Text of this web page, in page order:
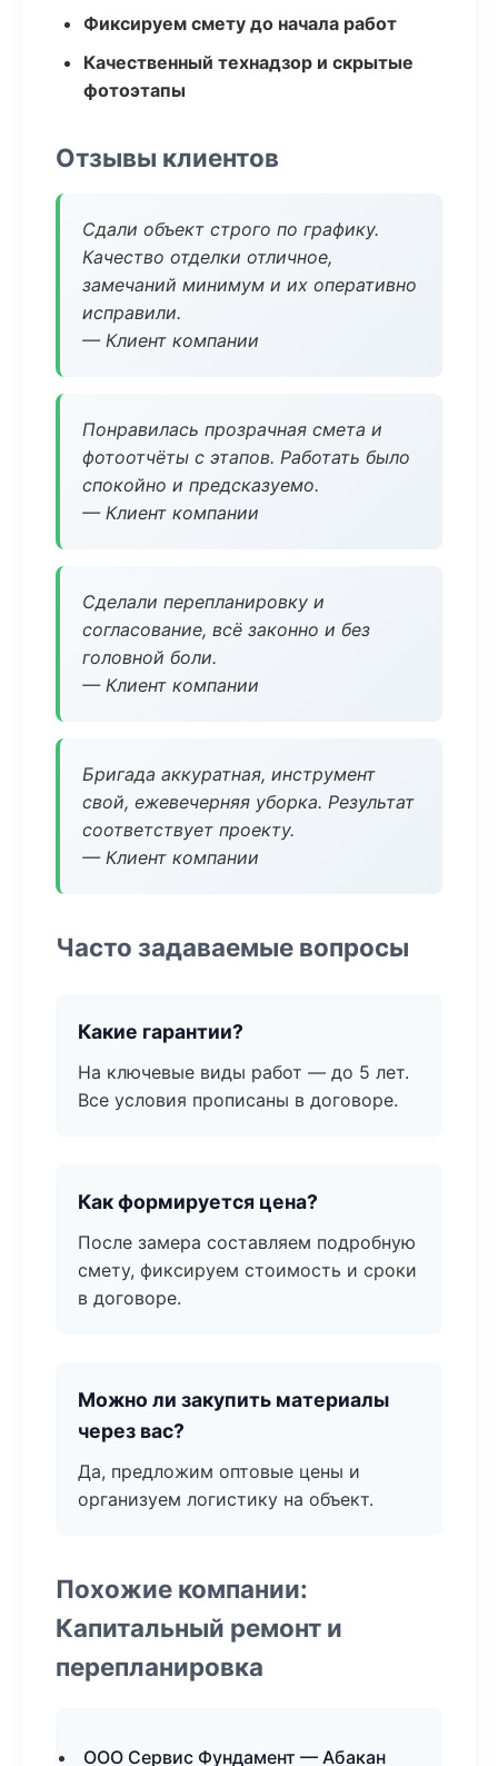
Фиксируем смету до начала работ
Качественный технадзор и скрытые
фотоэтапы
Отзывы клиентов
Сдали объект строго по графику.
Качество отделки отличное,
замечаний минимум и их оперативно
исправили.
— Клиент компании
Понравилась прозрачная смета и
фотоотчёты с этапов. Работать было
спокойно и предсказуемо.
— Клиент компании
Сделали перепланировку и
согласование, всё законно и без
головной боли.
— Клиент компании
Бригада аккуратная, инструмент
свой, ежевечерняя уборка. Результат
соответствует проекту.
— Клиент компании
Часто задаваемые вопросы
Какие гарантии?
На ключевые виды работ — до 5 лет.
Все условия прописаны в договоре.
Как формируется цена?
После замера составляем подробную
смету, фиксируем стоимость и сроки
в договоре.
Можно ли закупить материалы
через вас?
Да, предложим оптовые цены и
организуем логистику на объект.
Похожие компании:
Капитальный ремонт и
перепланировка
ООО Сервис Фундамент — Абакан